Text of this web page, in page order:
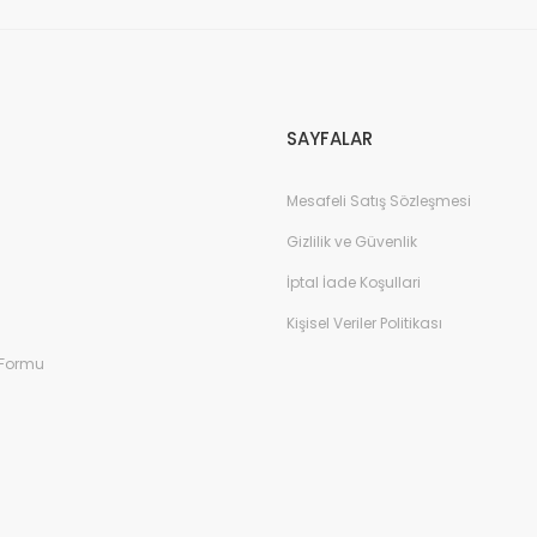
SAYFALAR
Mesafeli Satış Sözleşmesi
Gizlilik ve Güvenlik
İptal İade Koşullari
Kişisel Veriler Politikası